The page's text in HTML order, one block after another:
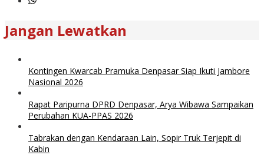
Jangan Lewatkan
Kontingen Kwarcab Pramuka Denpasar Siap Ikuti Jambore
Nasional 2026
Rapat Paripurna DPRD Denpasar, Arya Wibawa Sampaikan
Perubahan KUA-PPAS 2026
Tabrakan dengan Kendaraan Lain, Sopir Truk Terjepit di
Kabin